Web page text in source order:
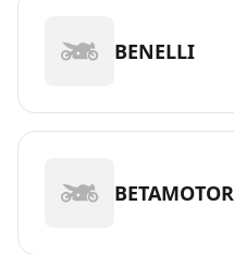
BENELLI
BETAMOTOR